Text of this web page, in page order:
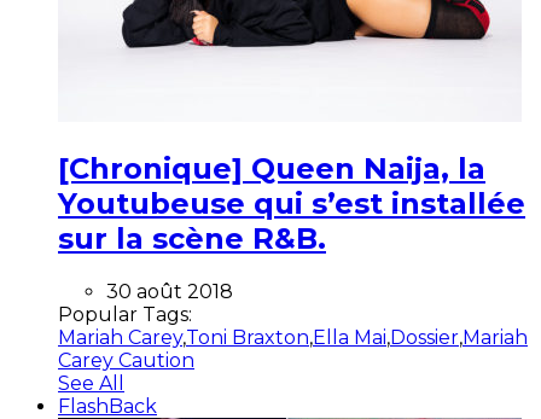
[Chronique] Queen Naija, la
Youtubeuse qui s’est installée
sur la scène R&B.
30 août 2018
Popular Tags:
Mariah Carey,Toni Braxton,Ella Mai,Dossier,Mariah
Carey Caution
See All
FlashBack